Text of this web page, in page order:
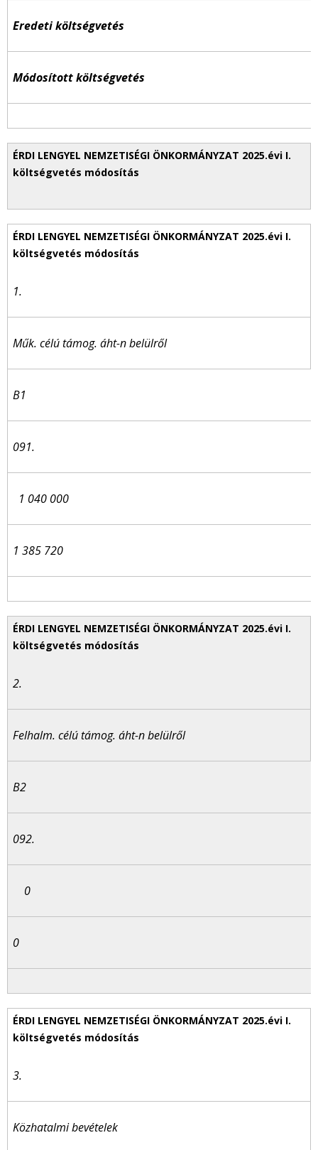
Eredeti költségvetés
Módosított költségvetés
1.
Műk. célú támog. áht-n belülről
B1
091.
1 040 000
1 385 720
2.
Felhalm. célú támog. áht-n belülről
B2
092.
0
0
3.
Közhatalmi bevételek